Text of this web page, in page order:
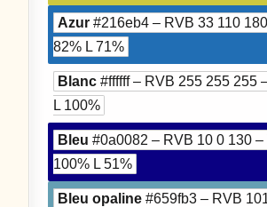
Azur #216eb4 – RVB 33 110
82% L 71%
Blanc #ffffff – RVB 255 255 255
L 100%
Bleu #0a0082 – RVB 10 0 130 –
100% L 51%
Bleu opaline #659fb3 – RVB